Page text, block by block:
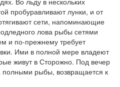
пробуравливают лунки, и от
сети, напоминающие
лова рыбы сетями
и по-прежнему требует
Ими в полной мере владеют
живут в Сторожно. Под вечер
рыбы, возвращается к